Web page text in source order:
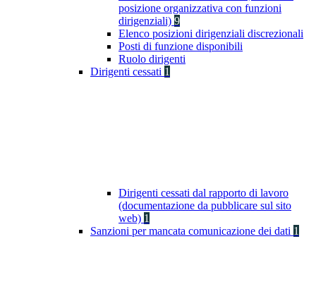
posizione organizzativa con funzioni
dirigenziali) 9
Elenco posizioni dirigenziali discrezionali
Posti di funzione disponibili
Ruolo dirigenti
Dirigenti cessati 1
Dirigenti cessati dal rapporto di lavoro
(documentazione da pubblicare sul sito
web) 1
Sanzioni per mancata comunicazione dei dati 1